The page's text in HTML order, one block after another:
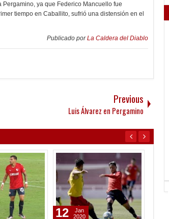
ya que Federico Mancuello fue
tiempo en Caballito, sufrió una distensión en el
Publicado porLa Caldera del Diablo
Previous
Luis Álvarez en Pergamino
12
Jan
2020